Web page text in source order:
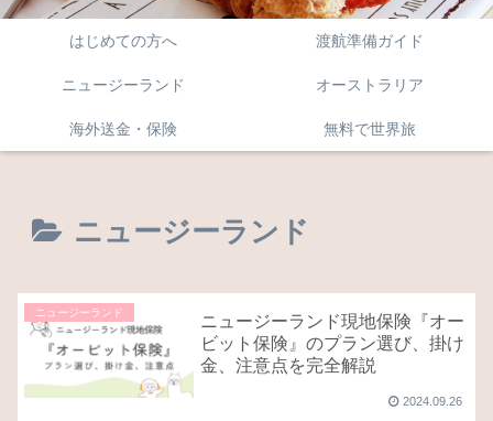
はじめての方へ 渡航準備ガイド
ニュージーランド オーストラリア
海外送金・保険 無料で世界旅
ニュージーランド
ニュージーランド
ニュージーランド現地保険『オー
ビット保険』のプラン選び、掛け
金、注意点を完全解説
2024.09.26